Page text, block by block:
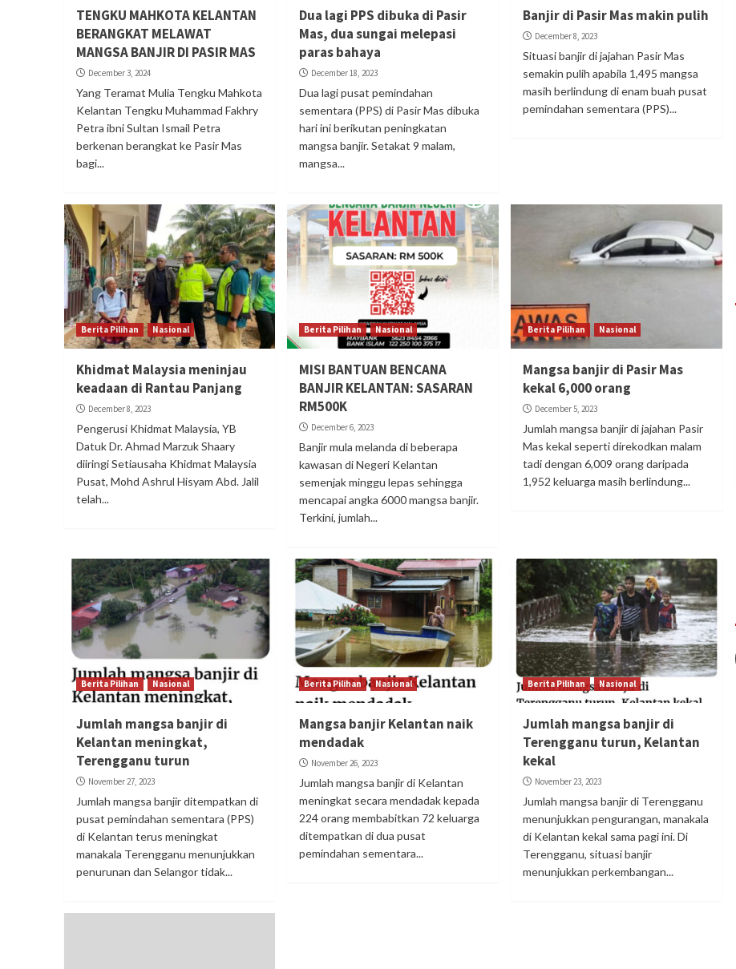
TENGKU MAHKOTA KELANTAN
BERANGKAT MELAWAT
MANGSA BANJIR DI PASIR MAS
December 3, 2024
Yang Teramat Mulia Tengku Mahkota
Kelantan Tengku Muhammad Fakhry
Petra ibni Sultan Ismail Petra
berkenan berangkat ke Pasir Mas
bagi...
Dua lagi PPS dibuka di Pasir
Mas, dua sungai melepasi
paras bahaya
December 18, 2023
Dua lagi pusat pemindahan
sementara (PPS) di Pasir Mas dibuka
hari ini berikutan peningkatan
mangsa banjir. Setakat 9 malam,
mangsa...
Banjir di Pasir Mas makin pulih
December 8, 2023
Situasi banjir di jajahan Pasir Mas
semakin pulih apabila 1,495 mangsa
masih berlindung di enam buah pusat
pemindahan sementara (PPS)...
Berita Pilihan Nasional
Khidmat Malaysia meninjau
keadaan di Rantau Panjang
December 8, 2023
Pengerusi Khidmat Malaysia, YB
Datuk Dr. Ahmad Marzuk Shaary
diiringi Setiausaha Khidmat Malaysia
Pusat, Mohd Ashrul Hisyam Abd. Jalil
telah...
Berita Pilihan Nasional
MISI BANTUAN BENCANA
BANJIR KELANTAN: SASARAN
RM500K
December 6, 2023
Banjir mula melanda di beberapa
kawasan di Negeri Kelantan
semenjak minggu lepas sehingga
mencapai angka 6000 mangsa banjir.
Terkini, jumlah...
Berita Pilihan Nasional
Mangsa banjir di Pasir Mas
kekal 6,000 orang
December 5, 2023
Jumlah mangsa banjir di jajahan Pasir
Mas kekal seperti direkodkan malam
tadi dengan 6,009 orang daripada
1,952 keluarga masih berlindung...
Berita Pilihan Nasional
Jumlah mangsa banjir di
Kelantan meningkat,
Terengganu turun
November 27, 2023
Jumlah mangsa banjir ditempatkan di
pusat pemindahan sementara (PPS)
di Kelantan terus meningkat
manakala Terengganu menunjukkan
penurunan dan Selangor tidak...
Berita Pilihan Nasional
Mangsa banjir Kelantan naik
mendadak
November 26, 2023
Jumlah mangsa banjir di Kelantan
meningkat secara mendadak kepada
224 orang membabitkan 72 keluarga
ditempatkan di dua pusat
pemindahan sementara...
Berita Pilihan Nasional
Jumlah mangsa banjir di
Terengganu turun, Kelantan
kekal
November 23, 2023
Jumlah mangsa banjir di Terengganu
menunjukkan pengurangan, manakala
di Kelantan kekal sama pagi ini. Di
Terengganu, situasi banjir
menunjukkan perkembangan...